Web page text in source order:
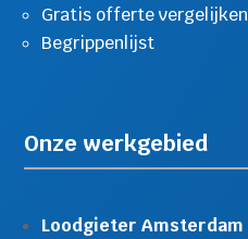
Gratis offerte vergelijken
Begrippenlijst
Onze werkgebied
Loodgieter Amsterdam